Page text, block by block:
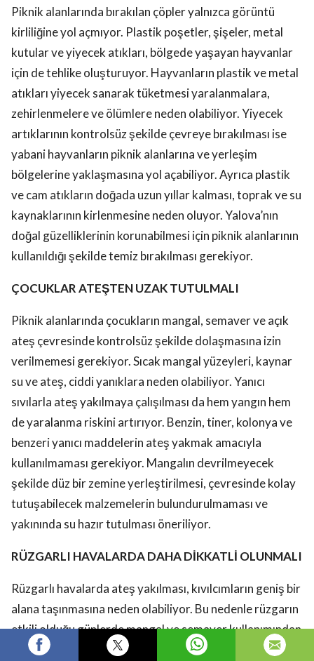
Piknik alanlarında bırakılan çöpler yalnızca görüntü
kirliliğine yol açmıyor. Plastik poşetler, şişeler, metal
kutular ve yiyecek atıkları, bölgede yaşayan hayvanlar
için de tehlike oluşturuyor. Hayvanların plastik ve metal
atıkları yiyecek sanarak tüketmesi yaralanmalara,
zehirlenmelere ve ölümlere neden olabiliyor. Yiyecek
artıklarının kontrolsüz şekilde çevreye bırakılması ise
yabani hayvanların piknik alanlarına ve yerleşim
bölgelerine yaklaşmasına yol açabiliyor. Ayrıca plastik
ve cam atıkların doğada uzun yıllar kalması, toprak ve su
kaynaklarının kirlenmesine neden oluyor. Yalova’nın
doğal güzelliklerinin korunabilmesi için piknik alanlarının
kullanıldığı şekilde temiz bırakılması gerekiyor.
ÇOCUKLAR ATEŞTEN UZAK TUTULMALI
Piknik alanlarında çocukların mangal, semaver ve açık
ateş çevresinde kontrolsüz şekilde dolaşmasına izin
verilmemesi gerekiyor. Sıcak mangal yüzeyleri, kaynar
su ve ateş, ciddi yanıklara neden olabiliyor. Yanıcı
sıvılarla ateş yakılmaya çalışılması da hem yangın hem
de yaralanma riskini artırıyor. Benzin, tiner, kolonya ve
benzeri yanıcı maddelerin ateş yakmak amacıyla
kullanılmaması gerekiyor. Mangalın devrilmeyecek
şekilde düz bir zemine yerleştirilmesi, çevresinde kolay
tutuşabilecek malzemelerin bulundurulmaması ve
yakınında su hazır tutulması öneriliyor.
RÜZGARLI HAVALARDA DAHA DİKKATLİ OLUNMALI
Rüzgarlı havalarda ateş yakılması, kıvılcımların geniş bir
alana taşınmasına neden olabiliyor. Bu nedenle rüzgarın
etkili olduğu günlerde mangal ve semaver kullanımından
kaçınılması gerekiyor. Vatandaşların piknik öncesinde